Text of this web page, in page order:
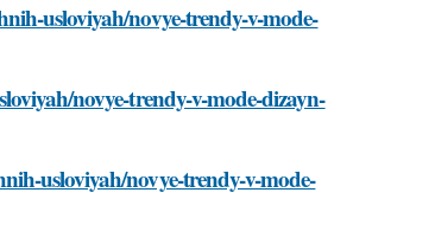
usloviyah/novye-trendy-v-mode-
novye-trendy-v-mode-dizayn-
usloviyah/novye-trendy-v-mode-